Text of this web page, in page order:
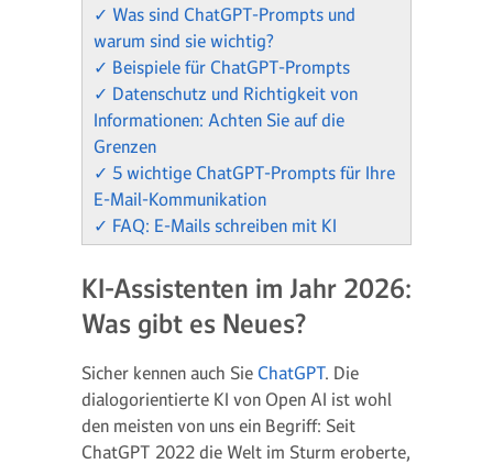
✓ Was sind ChatGPT-Prompts und
warum sind sie wichtig?
✓ Beispiele für ChatGPT-Prompts
✓ Datenschutz und Richtigkeit von
Informationen: Achten Sie auf die
Grenzen
✓ 5 wichtige ChatGPT-Prompts für Ihre
E-Mail-Kommunikation
✓ FAQ: E-Mails schreiben mit KI
KI-Assistenten im Jahr 2026:
Was gibt es Neues?
Sicher kennen auch Sie ChatGPT. Die
dialogorientierte KI von Open AI ist wohl
den meisten von uns ein Begriff: Seit
ChatGPT 2022 die Welt im Sturm eroberte,